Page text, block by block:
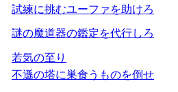
試練に挑むユーファを助けろ
謎の魔道器の鑑定を代行しろ
若気の至り
不遜の塔に巣食うものを倒せ